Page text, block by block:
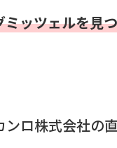
ッツェルを見
ロ株式会社の